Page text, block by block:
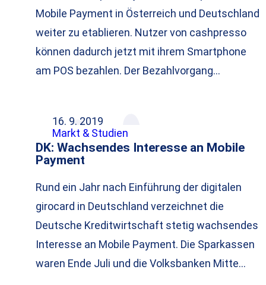
Mobile Payment in Österreich und Deutschland
weiter zu etablieren. Nutzer von cashpresso
können dadurch jetzt mit ihrem Smartphone
am POS bezahlen. Der Bezahlvorgang…
16. 9. 2019
Markt & Studien
DK: Wachsendes Interesse an Mobile
Payment
Rund ein Jahr nach Einführung der digitalen
girocard in Deutschland verzeichnet die
Deutsche Kreditwirtschaft stetig wachsendes
Interesse an Mobile Payment. Die Sparkassen
waren Ende Juli und die Volksbanken Mitte…